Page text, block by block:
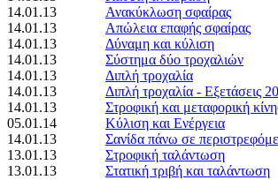
14.01.13
Ανακύκλωση σφαίρας
14.01.13
Απώλεια επαφής σφαίρας
14.01.13
Δύναμη και κύλιση
14.01.13
Σύστημα δύο τροχαλιών
14.01.13
Διπλή τροχαλία
14.01.13
Διπλή τροχαλία - Εξετάσεις
14.01.13
Στροφική και μεταφορική
05.01.14
Κύλιση και Ενέργεια
14.01.13
Σανίδα πάνω σε
13.01.13
Στροφική ταλάντωση
13.01.13
Στατική τριβή και ταλάντωση